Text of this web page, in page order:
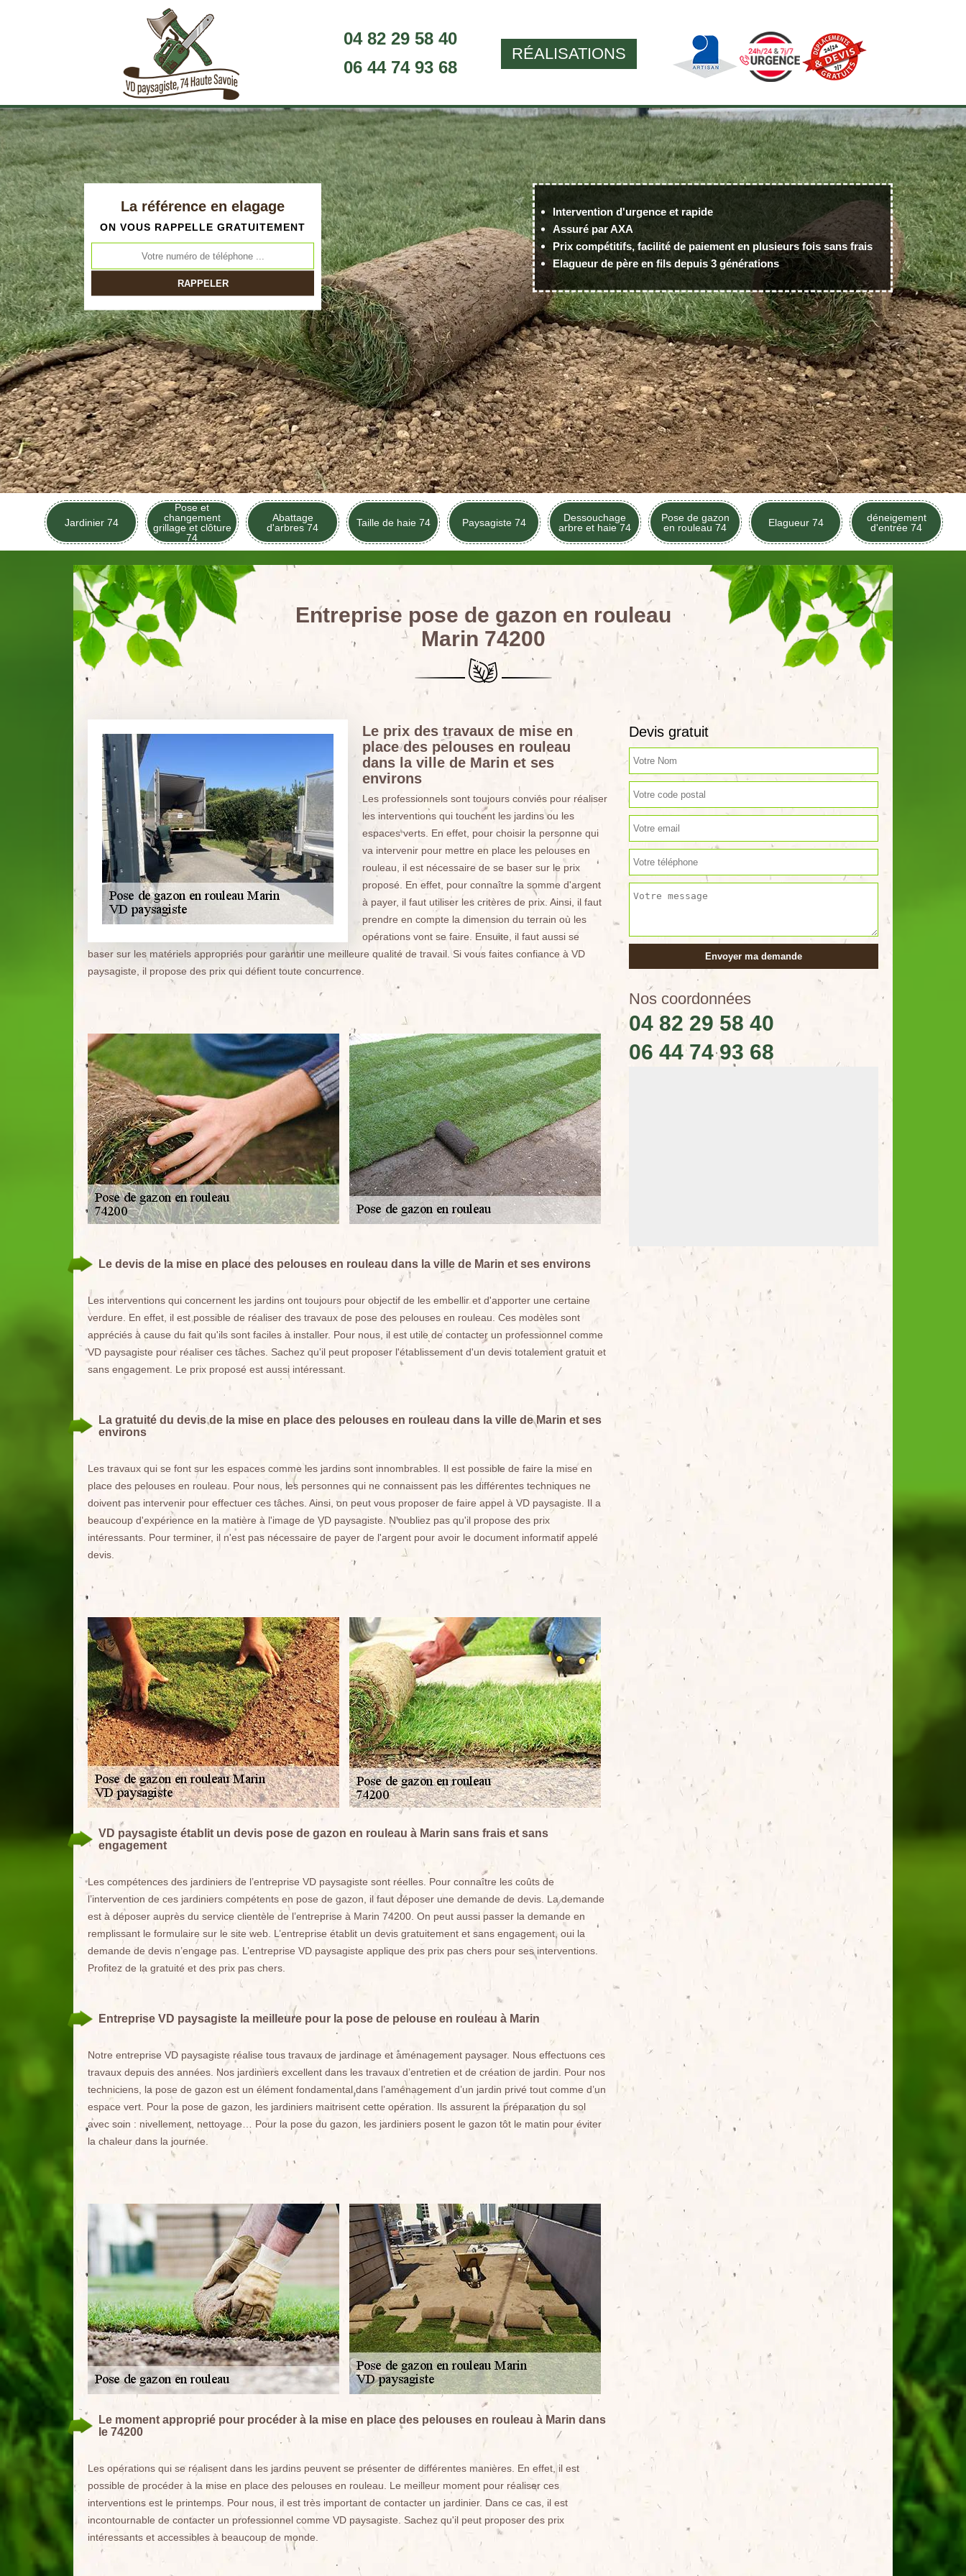
04 82 29 58 40
06 44 74 93 68
RÉALISATIONS
La référence en elagage
ON VOUS RAPPELLE GRATUITEMENT
Intervention d'urgence et rapide
Assuré par AXA
Prix compétitifs, facilité de paiement en plusieurs fois sans frais
Elagueur de père en fils depuis 3 générations
Jardinier 74
Pose et
changement
grillage et clôture
74
Abattage
d'arbres 74
Taille de haie 74 Paysagiste 74
Dessouchage
arbre et haie 74
Pose de gazon
en rouleau 74
Elagueur 74
déneigement
d'entrée 74
Entreprise pose de gazon en rouleau
Marin 74200
Le prix des travaux de mise en
place des pelouses en rouleau
dans la ville de Marin et ses
environs
Les professionnels sont toujours conviés pour réaliser
les interventions qui touchent les jardins ou les
espaces verts. En effet, pour choisir la personne qui
va intervenir pour mettre en place les pelouses en
rouleau, il est nécessaire de se baser sur le prix
proposé. En effet, pour connaître la somme d'argent
à payer, il faut utiliser les critères de prix. Ainsi, il faut
prendre en compte la dimension du terrain où les
opérations vont se faire. Ensuite, il faut aussi se
baser sur les matériels appropriés pour garantir une meilleure qualité de travail. Si vous faites confiance à VD
paysagiste, il propose des prix qui défient toute concurrence.
Le devis de la mise en place des pelouses en rouleau dans la ville de Marin et ses environs
Les interventions qui concernent les jardins ont toujours pour objectif de les embellir et d'apporter une certaine
verdure. En effet, il est possible de réaliser des travaux de pose des pelouses en rouleau. Ces modèles sont
appréciés à cause du fait qu'ils sont faciles à installer. Pour nous, il est utile de contacter un professionnel comme
VD paysagiste pour réaliser ces tâches. Sachez qu'il peut proposer l'établissement d'un devis totalement gratuit et
sans engagement. Le prix proposé est aussi intéressant.
La gratuité du devis de la mise en place des pelouses en rouleau dans la ville de Marin et ses
environs
Les travaux qui se font sur les espaces comme les jardins sont innombrables. Il est possible de faire la mise en
place des pelouses en rouleau. Pour nous, les personnes qui ne connaissent pas les différentes techniques ne
doivent pas intervenir pour effectuer ces tâches. Ainsi, on peut vous proposer de faire appel à VD paysagiste. Il a
beaucoup d'expérience en la matière à l'image de VD paysagiste. N'oubliez pas qu'il propose des prix
intéressants. Pour terminer, il n'est pas nécessaire de payer de l'argent pour avoir le document informatif appelé
devis.
VD paysagiste établit un devis pose de gazon en rouleau à Marin sans frais et sans
engagement
Les compétences des jardiniers de l’entreprise VD paysagiste sont réelles. Pour connaître les coûts de
l’intervention de ces jardiniers compétents en pose de gazon, il faut déposer une demande de devis. La demande
est à déposer auprès du service clientèle de l’entreprise à Marin 74200. On peut aussi passer la demande en
remplissant le formulaire sur le site web. L’entreprise établit un devis gratuitement et sans engagement, oui la
demande de devis n’engage pas. L’entreprise VD paysagiste applique des prix pas chers pour ses interventions.
Profitez de la gratuité et des prix pas chers.
Entreprise VD paysagiste la meilleure pour la pose de pelouse en rouleau à Marin
Notre entreprise VD paysagiste réalise tous travaux de jardinage et aménagement paysager. Nous effectuons ces
travaux depuis des années. Nos jardiniers excellent dans les travaux d’entretien et de création de jardin. Pour nos
techniciens, la pose de gazon est un élément fondamental dans l’aménagement d’un jardin privé tout comme d’un
espace vert. Pour la pose de gazon, les jardiniers maitrisent cette opération. Ils assurent la préparation du sol
avec soin : nivellement, nettoyage… Pour la pose du gazon, les jardiniers posent le gazon tôt le matin pour éviter
la chaleur dans la journée.
Le moment approprié pour procéder à la mise en place des pelouses en rouleau à Marin dans
le 74200
Les opérations qui se réalisent dans les jardins peuvent se présenter de différentes manières. En effet, il est
possible de procéder à la mise en place des pelouses en rouleau. Le meilleur moment pour réaliser ces
interventions est le printemps. Pour nous, il est très important de contacter un jardinier. Dans ce cas, il est
incontournable de contacter un professionnel comme VD paysagiste. Sachez qu'il peut proposer des prix
intéressants et accessibles à beaucoup de monde.
Devis gratuit
Nos coordonnées
04 82 29 58 40
06 44 74 93 68